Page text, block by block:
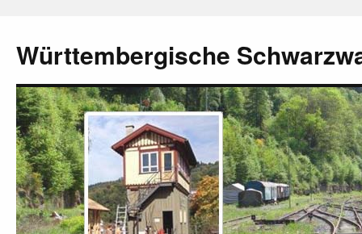
Württembergische